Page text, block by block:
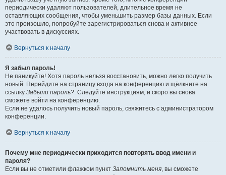
периодически удаляют пользователей, длительное время не
оставляющих сообщения, чтобы уменьшить размер базы данных. Если
это произошло, попробуйте зарегистрироваться снова и активнее
участвовать в дискуссиях.
Вернуться к началу
Я забыл пароль!
Не паникуйте! Хотя пароль нельзя восстановить, можно легко получить
новый. Перейдите на страницу входа на конференцию и щёлкните на
ссылку Забыли пароль?. Следуйте инструкциям, и скоро вы снова
сможете войти на конференцию.
Если не удалось получить новый пароль, свяжитесь с администратором
конференции.
Вернуться к началу
Почему мне периодически приходится повторять ввод имени и
пароля?
Если вы не отметили флажком пункт Запомнить меня, вы сможете